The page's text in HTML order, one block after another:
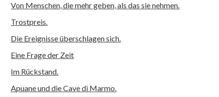
Von Menschen, die mehr geben, als das sie nehmen.
Trostpreis.
Die Ereignisse überschlagen sich.
Eine Frage der Zeit
Im Rückstand.
Apuane und die Cave di Marmo.